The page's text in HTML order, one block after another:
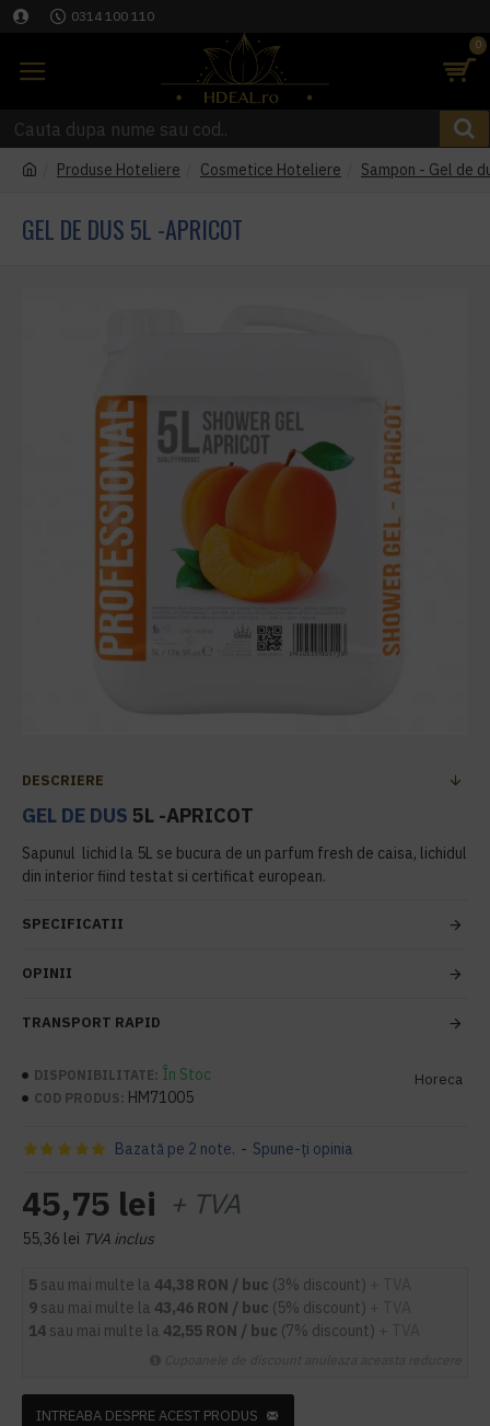
0314 100 110
0
Produse Hoteliere Cosmetice Hoteliere Sampon - Gel de
GEL DE DUS 5L -APRICOT
DESCRIERE
GEL DE DUS 5L -APRICOT
Sapunul lichid la 5L se bucura de un parfum fresh de caisa, lichidul
din interior fiind testat si certificat european.
SPECIFICATII
OPINII
TRANSPORT RAPID
DISPONIBILITATE: În Stoc
COD PRODUS: HM71005
Horeca
Bazată pe 2 note. - Spune-ţi opinia
45,75 lei + TVA
55,36 lei TVA inclus
5 sau mai multe la 44,38 RON / buc (3% discount)
9 sau mai multe la 43,46 RON / buc (5% discount)
14 sau mai multe la 42,55 RON / buc (7% discount)
INTREABA DESPRE ACEST PRODUS